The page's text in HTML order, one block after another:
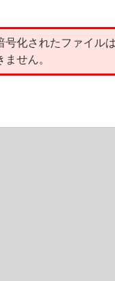
号化されたファイ
せん。